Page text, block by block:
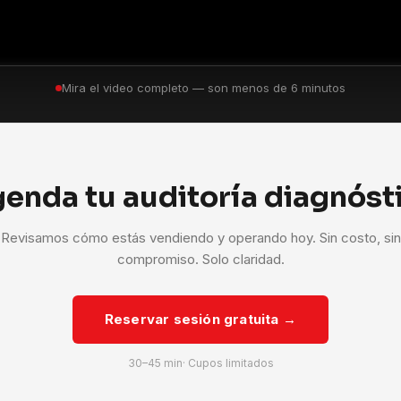
Mira el video completo — son menos de 6 minutos
tu auditoría
Revisamos cómo estás vendiendo y operando hoy. Sin costo, sin
compromiso. Solo claridad.
Reservar sesión gratuita →
30–45 min· Cupos limitados